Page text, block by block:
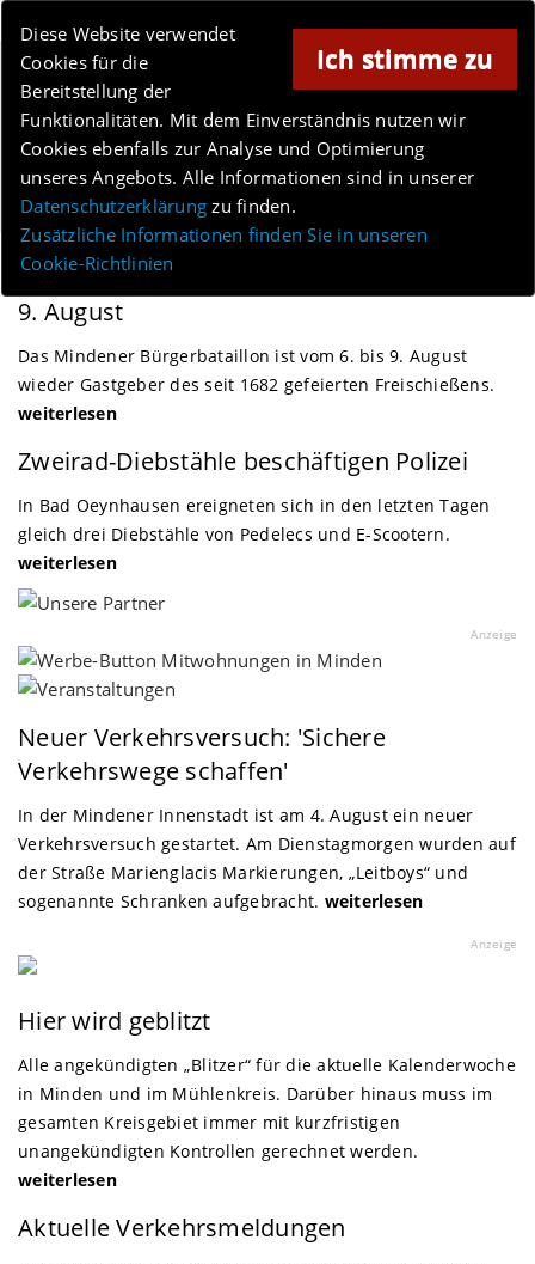
Ich stimme zu
Diese Website verwendet
Cookies für die
Bereitstellung der
Funktionalitäten. Mit dem Einverständnis nutzen wir
Cookies ebenfalls zur Analyse und Optimierung
unseres Angebots. Alle Informationen sind in unserer
Datenschutzerklärung zu finden.
Zusätzliche Informationen finden Sie in unseren
Cookie-Richtlinien
Anzeige
Menü
Minden
Das Mindener Freischießen 2026 vom 6. bis
9. August
Das Mindener Bürgerbataillon ist vom 6. bis 9. August
wieder Gastgeber des seit 1682 gefeierten Freischießens.
weiterlesen
Bad Oeynhausen
Zweirad-Diebstähle beschäftigen Polizei
In Bad Oeynhausen ereigneten sich in den letzten Tagen
gleich drei Diebstähle von Pedelecs und E-Scootern.
weiterlesen
Anzeige
Minden
Neuer Verkehrsversuch: 'Sichere
Verkehrswege schaffen'
In der Mindener Innenstadt ist am 4. August ein neuer
Verkehrsversuch gestartet. Am Dienstagmorgen wurden auf
der Straße Marienglacis Markierungen, „Leitboys“ und
sogenannte Schranken aufgebracht. weiterlesen
Anzeige
Minden-Lübbecke
Hier wird geblitzt
Alle angekündigten „Blitzer“ für die aktuelle Kalenderwoche
in Minden und im Mühlenkreis. Darüber hinaus muss im
gesamten Kreisgebiet immer mit kurzfristigen
unangekündigten Kontrollen gerechnet werden.
weiterlesen
Minden-Lübbecke
Aktuelle Verkehrsmeldungen